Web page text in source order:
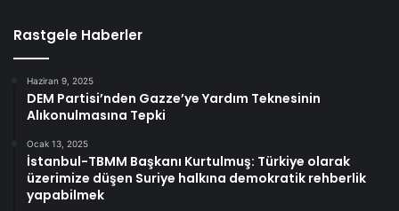
Rastgele Haberler
Haziran 9, 2025
DEM Partisi’nden Gazze’ye Yardım Teknesinin
Alıkonulmasına Tepki
Ocak 13, 2025
İstanbul-TBMM Başkanı Kurtulmuş: Türkiye olarak
üzerimize düşen Suriye halkına demokratik rehberlik
yapabilmek